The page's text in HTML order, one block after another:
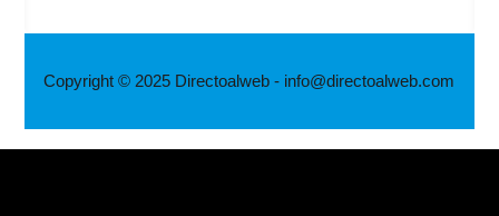
Copyright © 2025 Directoalweb - info@directoalweb.com